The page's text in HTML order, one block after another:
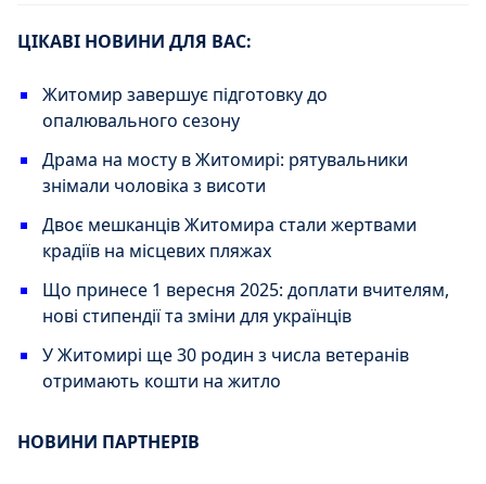
ЦІКАВІ НОВИНИ ДЛЯ ВАС:
Житомир завершує підготовку до
опалювального сезону
Драма на мосту в Житомирі: рятувальники
знімали чоловіка з висоти
Двоє мешканців Житомира стали жертвами
крадіїв на місцевих пляжах
Що принесе 1 вересня 2025: доплати вчителям,
нові стипендії та зміни для українців
У Житомирі ще 30 родин з числа ветеранів
отримають кошти на житло
НОВИНИ ПАРТНЕРІВ